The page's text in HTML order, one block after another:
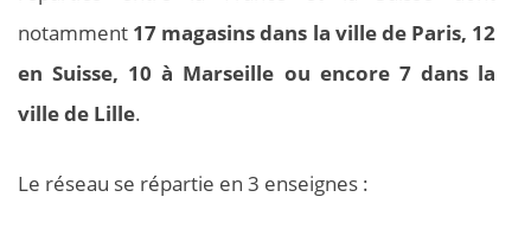
notamment 17 magasins dans la ville de Paris, 12
en Suisse, 10 à Marseille ou encore 7 dans la
ville de Lille.
Le réseau se répartie en 3 enseignes :